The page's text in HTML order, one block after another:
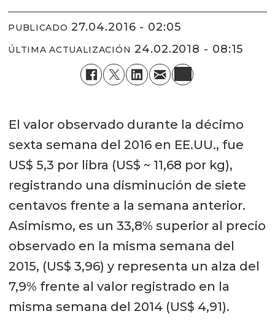
PUBLICADO 27.04.2016 - 02:05
ÚLTIMA ACTUALIZACIÓN 24.02.2018 - 08:15
El valor observado durante la décimo
sexta semana del 2016 en EE.UU., fue
US$ 5,3 por libra (US$ ~ 11,68 por kg),
registrando una disminución de siete
centavos frente a la semana anterior.
Asimismo, es un 33,8% superior al precio
observado en la misma semana del
2015, (US$ 3,96) y representa un alza del
7,9% frente al valor registrado en la
misma semana del 2014 (US$ 4,91).